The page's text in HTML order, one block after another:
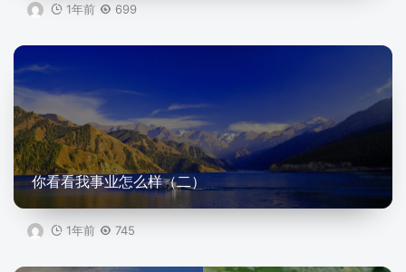
1年前 699
你看看我事业怎么样（二）
1年前 745